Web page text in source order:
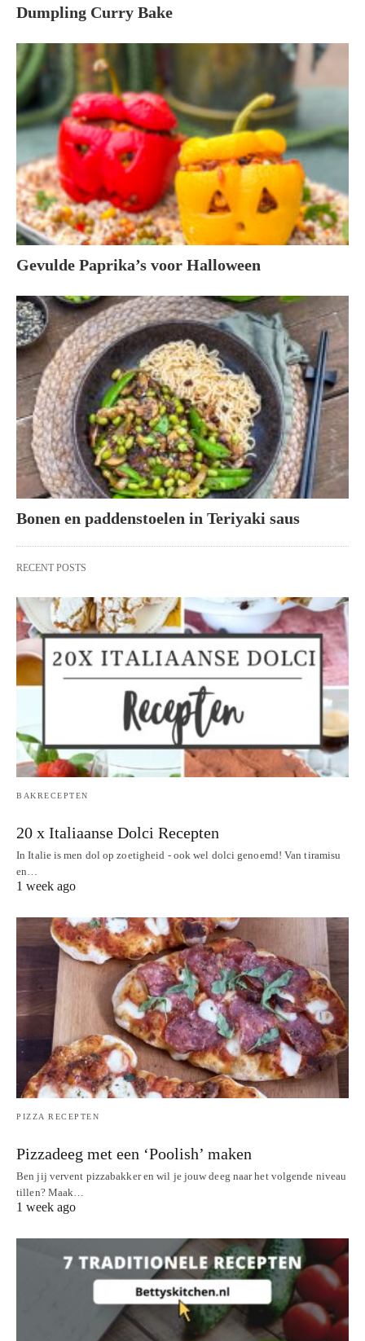
Dumpling Curry Bake
Gevulde Paprika’s voor Halloween
Bonen en paddenstoelen in Teriyaki saus
RECENT POSTS
BAKRECEPTEN
20 x Italiaanse Dolci Recepten
In Italie is men dol op zoetigheid - ook wel dolci genoemd! Van tiramisu
en…
1 week ago
PIZZA RECEPTEN
Pizzadeeg met een ‘Poolish’ maken
Ben jij vervent pizzabakker en wil je jouw deeg naar het volgende niveau
tillen? Maak…
1 week ago